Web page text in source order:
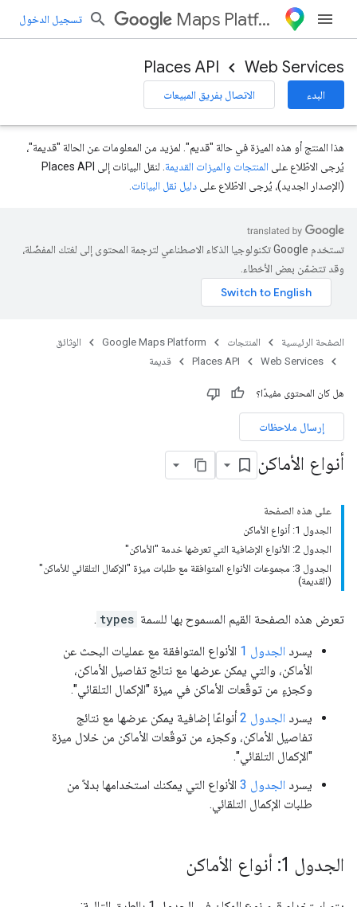
Maps Platform تسجيل الدخول
Web Services
Places API
البدء الاتصال بفريق المبيعات
هذا المنتج أو هذه الميزة في حالة "قديم". لمزيد من المعلومات عن الحالة "قديمة"،
يُرجى الاطّلاع على المنتجات والميزات القديمة
. لنقل البيانات إلى Places API
(الإصدار الجديد)، يُرجى الاطّلاع على دليل نقل البيانات
تستخدم Google تكنولوجيا الذكاء الاصطناعي لترجمة المحتوى إلى لغتك المفضّلة،
وقد تتضمّن بعض الأخطاء.
الصفحة الرئيسية المنتجات Google Maps Platform
الوثائق
Web Services
Places API قديمة
هل كان المحتوى مفيدًا؟
إرسال ملاحظات
أنواع الأماكن
على هذه الصفحة
الجدول 1: أنواع الأماكن
الجدول 2: الأنواع الإضافية التي تعرضها خدمة "الأماكن"
الجدول 3: مجموعات الأنواع المتوافقة مع طلبات ميزة "الإكمال التلقائي للأماكن"
(القديمة)
تعرض هذه الصفحة القيم المسموح بها للسمة types
.
يسرد الجدول 1
الأنواع المتوافقة مع عمليات البحث عن
الأماكن، والتي يمكن عرضها مع نتائج تفاصيل الأماكن،
وكجزءٍ من توقّعات الأماكن في ميزة "الإكمال التلقائي".
يسرد الجدول 2
أنواعًا إضافية يمكن عرضها مع نتائج
تفاصيل الأماكن، وكجزء من توقّعات الأماكن من خلال ميزة
"الإكمال التلقائي".
يسرد الجدول 3
الأنواع التي يمكنك استخدامها بدلاً من
طلبات الإكمال التلقائي.
الجدول 1: أنواع الأماكن